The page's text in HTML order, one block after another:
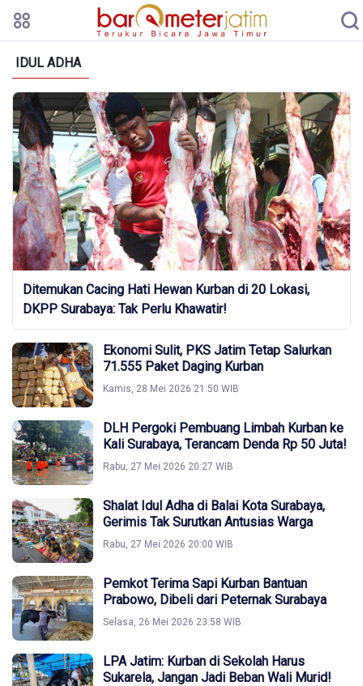
IDUL ADHA
Ditemukan Cacing Hati Hewan Kurban di 20 Lokasi,
DKPP Surabaya: Tak Perlu Khawatir!
Ekonomi Sulit, PKS Jatim Tetap Salurkan
71.555 Paket Daging Kurban
Kamis, 28 Mei 2026 21:50 WIB
DLH Pergoki Pembuang Limbah Kurban ke
Kali Surabaya, Terancam Denda Rp 50 Juta!
Rabu, 27 Mei 2026 20:27 WIB
Shalat Idul Adha di Balai Kota Surabaya,
Gerimis Tak Surutkan Antusias Warga
Rabu, 27 Mei 2026 20:00 WIB
Pemkot Terima Sapi Kurban Bantuan
Prabowo, Dibeli dari Peternak Surabaya
Selasa, 26 Mei 2026 23:58 WIB
LPA Jatim: Kurban di Sekolah Harus
Sukarela, Jangan Jadi Beban Wali Murid!